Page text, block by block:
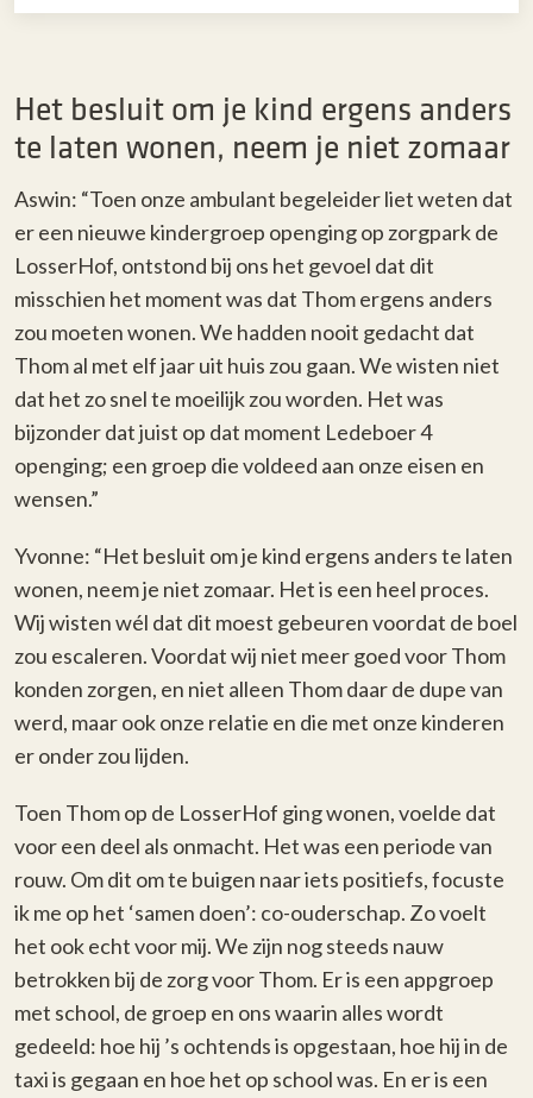
Het besluit om je kind ergens anders
te laten wonen, neem je niet zomaar
Aswin: “Toen onze ambulant begeleider liet weten dat
er een nieuwe kindergroep openging op zorgpark de
LosserHof, ontstond bij ons het gevoel dat dit
misschien het moment was dat Thom ergens anders
zou moeten wonen. We hadden nooit gedacht dat
Thom al met elf jaar uit huis zou gaan. We wisten niet
dat het zo snel te moeilijk zou worden. Het was
bijzonder dat juist op dat moment Ledeboer 4
openging; een groep die voldeed aan onze eisen en
wensen.”
Yvonne: “Het besluit om je kind ergens anders te laten
wonen, neem je niet zomaar. Het is een heel proces.
Wij wisten wél dat dit moest gebeuren voordat de boel
zou escaleren. Voordat wij niet meer goed voor Thom
konden zorgen, en niet alleen Thom daar de dupe van
werd, maar ook onze relatie en die met onze kinderen
er onder zou lijden.
Toen Thom op de LosserHof ging wonen, voelde dat
voor een deel als onmacht. Het was een periode van
rouw. Om dit om te buigen naar iets positiefs, focuste
ik me op het ‘samen doen’: co-ouderschap. Zo voelt
het ook echt voor mij. We zijn nog steeds nauw
betrokken bij de zorg voor Thom. Er is een appgroep
met school, de groep en ons waarin alles wordt
gedeeld: hoe hij ’s ochtends is opgestaan, hoe hij in de
taxi is gegaan en hoe het op school was. En er is een